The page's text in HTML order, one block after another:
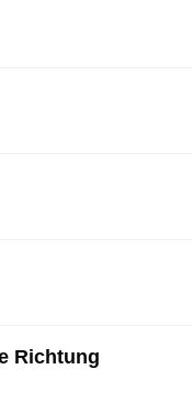
Richtung